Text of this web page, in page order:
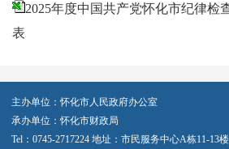
2025年度中国共产党怀化市纪律检
表
主办单位：怀化市人民政府办公室
承办单位：怀化市财政局
Tel：0745-2717224 地址：市民服务中心A栋11-13